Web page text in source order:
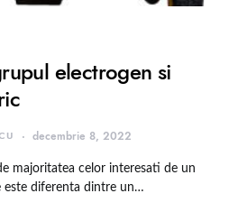
electrogen si
decembrie 8, 2022
majoritatea celor interesati de un
este diferenta dintre un…